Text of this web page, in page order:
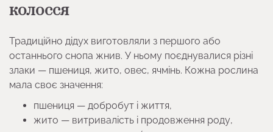
колосся
Традиційно дідух виготовляли з першого або
останнього снопа жнив. У ньому поєднувалися різні
злаки — пшениця, жито, овес, ячмінь. Кожна рослина
мала своє значення:
пшениця — добробут і життя,
жито — витривалість і продовження роду,